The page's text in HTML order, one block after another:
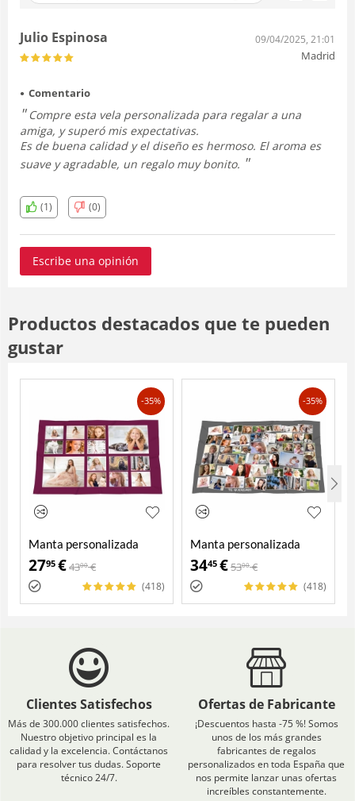
Julio Espinosa 09/04/2025, 21:01
Madrid
Comentario
Compre esta vela personalizada para regalar a una
amiga, y superó mis expectativas.
Es de buena calidad y el diseño es hermoso. El aroma es
suave y agradable, un regalo muy bonito.
(1) (0)
Escribe una opinión
Productos destacados que te pueden
gustar
-35%
Manta personalizada
2795 €4300 €
(418)
-35%
Manta personalizada
3445 €5300 €
(418)
Clientes Satisfechos
Más de 300.000 clientes satisfechos.
Nuestro objetivo principal es la
calidad y la excelencia. Contáctanos
para resolver tus dudas. Soporte
técnico 24/7.
Ofertas de Fabricante
¡Descuentos hasta -75 %! Somos
unos de los más grandes
fabricantes de regalos
personalizados en toda España que
nos permite lanzar unas ofertas
increíbles constantemente.